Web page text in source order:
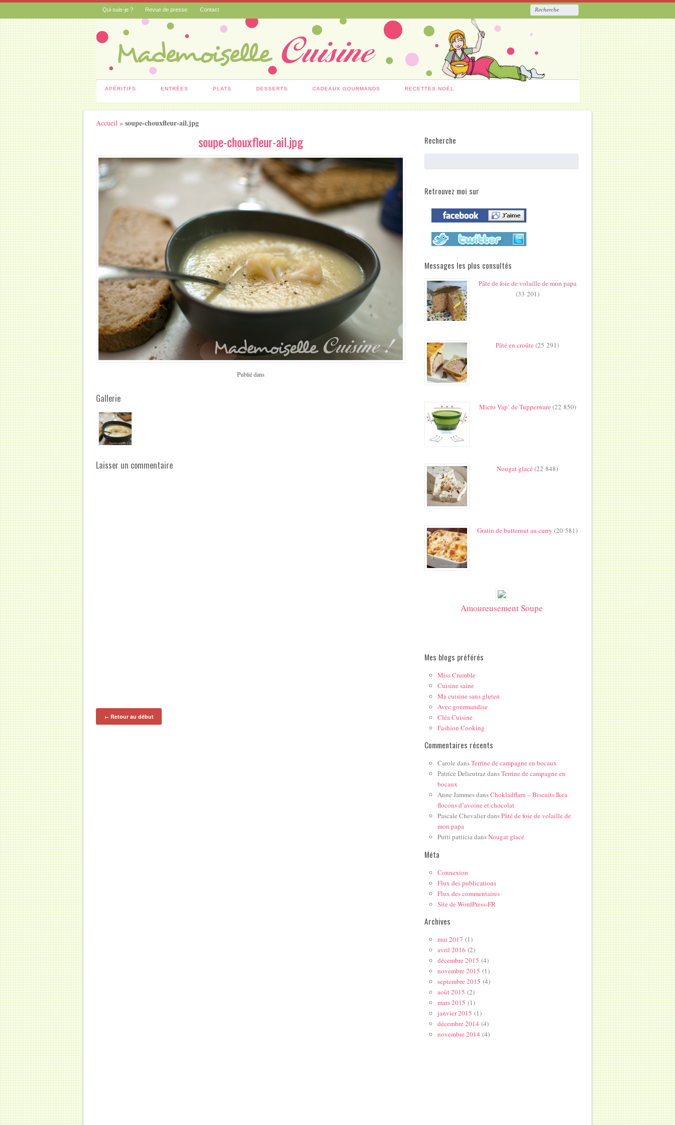
Qui suis-je ? Revue de presse Contact
APÉRITIFS ENTRÉES PLATS DESSERTS CADEAUX GOURMANDS RECETTES NOËL
Accueil »soupe-chouxfleur-ail.jpg
soupe-chouxfleur-ail.jpg
Publié dans
Gallerie
Laisser un commentaire
←Retour au début
Recherche
Retrouvez moi sur
Messages les plus consultés
Pâté de foie de volaille de mon papa
(33 201)
Pâté en croûte(25 291)
Micro Vap’ de Tupperware(22 850)
Nougat glacé(22 848)
Gratin de butternut au curry (20 581)
Amoureusement Soupe
Mes blogs préférés
Miss Crumble
Cuisine saine
Ma cuisine sans gluten
Avec gourmandise
Cléa Cuisine
Fashion Cooking
Commentaires récents
Carole dansTerrine de campagne en bocaux
Patrice DelieutrazdansTerrine de campagne en
bocaux
Anne JammesdansChokladflarn – Biscuits Ikea
flocons d’avoine et chocolat
Pascale ChevalierdansPâté de foie de volaille de
mon papa
Putti patticiadansNougat glacé
Méta
Connexion
Flux des publications
Flux des commentaires
Site de WordPress-FR
Archives
mai 2017 (1)
avril 2016 (2)
décembre 2015 (4)
novembre 2015 (1)
septembre 2015 (4)
août 2015 (2)
mars 2015 (1)
janvier 2015 (1)
décembre 2014 (4)
novembre 2014 (4)